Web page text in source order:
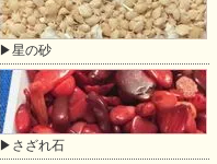
▶星の砂
▶さざれ石